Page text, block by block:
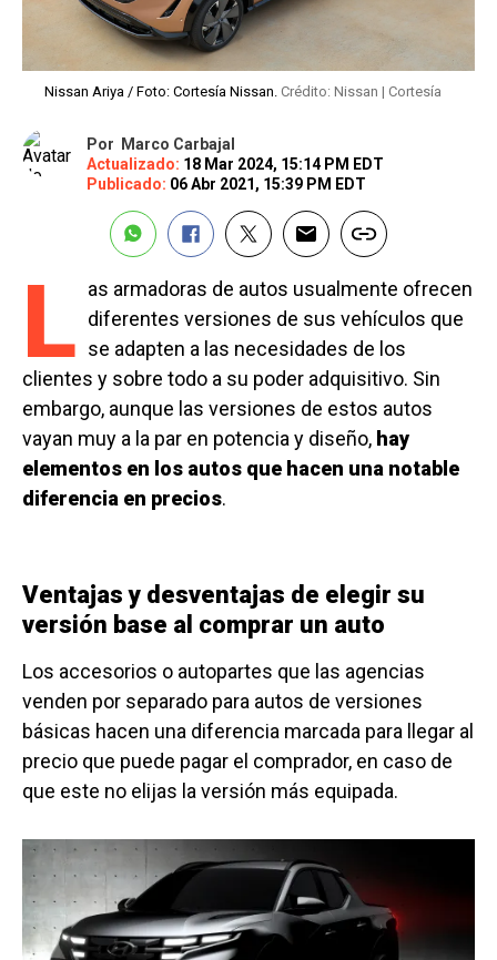
Nissan Ariya / Foto: Cortesía Nissan. Crédito: Nissan | Cortesía
Por
Marco Carbajal
Actualizado: 18 Mar 2024, 15:14 PM EDT
Publicado: 06 Abr 2021, 15:39 PM EDT
L as armadoras de autos usualmente ofrecen
diferentes versiones de sus vehículos que
se adapten a las necesidades de los
clientes y sobre todo a su poder adquisitivo. Sin
embargo, aunque las versiones de estos autos
vayan muy a la par en potencia y diseño, hay
elementos en los autos que hacen una notable
diferencia en precios.
Ventajas y desventajas de elegir su
versión base al comprar un auto
Los accesorios o autopartes que las agencias
venden por separado para autos de versiones
básicas hacen una diferencia marcada para llegar al
precio que puede pagar el comprador, en caso de
que este no elijas la versión más equipada.